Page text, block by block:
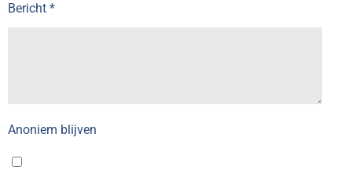
Bericht *
Anoniem blijven